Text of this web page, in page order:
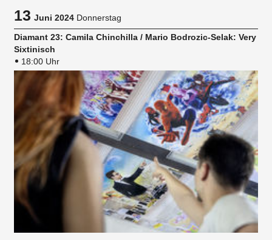
13Juni 2024 Donnerstag
Diamant 23: Camila Chinchilla / Mario Bodrozic-Selak: Very
Sixtinisch
18:00 Uhr